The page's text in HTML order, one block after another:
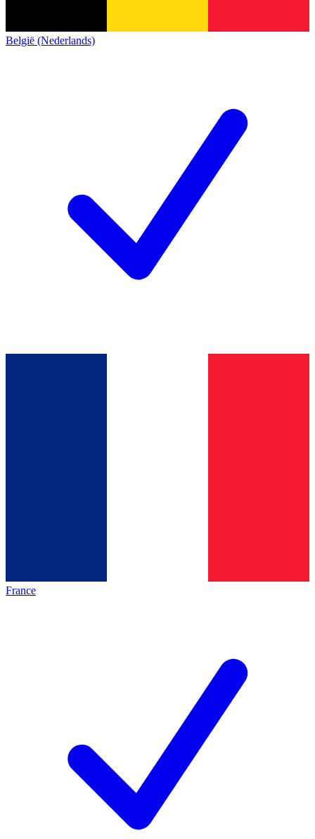
België (Nederlands)
France